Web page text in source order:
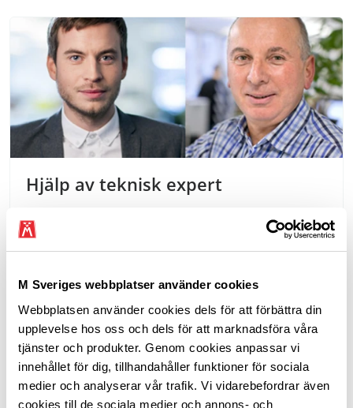
M Sveriges webbplatser använder cookies
Webbplatsen använder cookies dels för att förbättra din
upplevelse hos oss och dels för att marknadsföra våra
tjänster och produkter. Genom cookies anpassar vi
innehållet för dig, tillhandahåller funktioner för sociala
medier och analyserar vår trafik. Vi vidarebefordrar även
cookies till de sociala medier och annons- och
Hjälp av teknisk expert
Från utlandet ring +46 8 690 38 00
Senast uppdaterad 15 januari 2025
Dela sidan
Dela sidan på Facebook
Dela sidan på XDela sidan på Linkedin